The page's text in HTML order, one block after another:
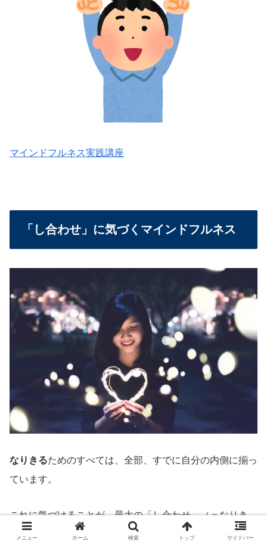
マインドフルネス実践講座
「し合わせ」に気づくマインドフルネス
なりきるためのすべては、全部、すでに自分の内側に揃っ
ています。
これに気づけることが、最大の「し合わせ」（＝なりき
る）です。
メニュー ホーム 検索 トップ サイドバー